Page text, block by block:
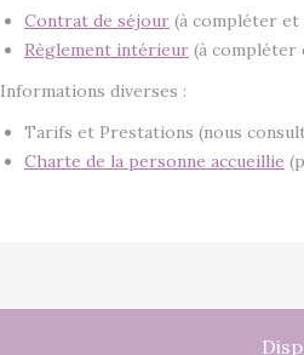
Contrat de séjour (à compléter et
Règlement intérieur (à compléter
Informations diverses :
Tarifs et Prestations (nous
Charte de la personne accueillie